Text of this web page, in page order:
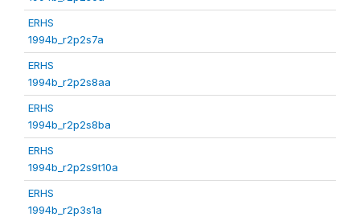
ERHS
1994b_r2p2s7a
ERHS
1994b_r2p2s8aa
ERHS
1994b_r2p2s8ba
ERHS
1994b_r2p2s9t10a
ERHS
1994b_r2p3s1a